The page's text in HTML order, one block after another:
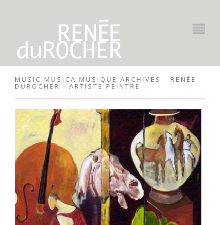
MUSIC MUSICA MUSIQUE ARCHIVES - RENÉE
DUROCHER - ARTISTE PEINTRE